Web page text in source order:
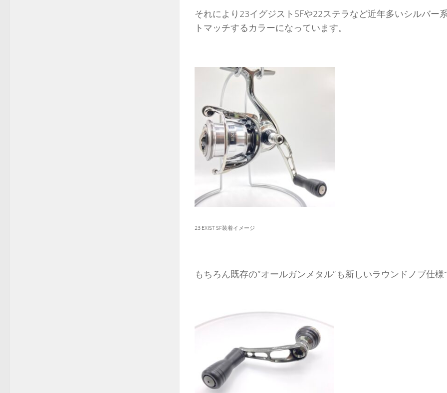
それにより23イグジストSFや22ステラなど近年多いシルバー
トマッチするカラーになっています。
23 EXIST SF装着イメージ
もちろん既存の”オールガンメタル”も新しいラウンドノブ仕